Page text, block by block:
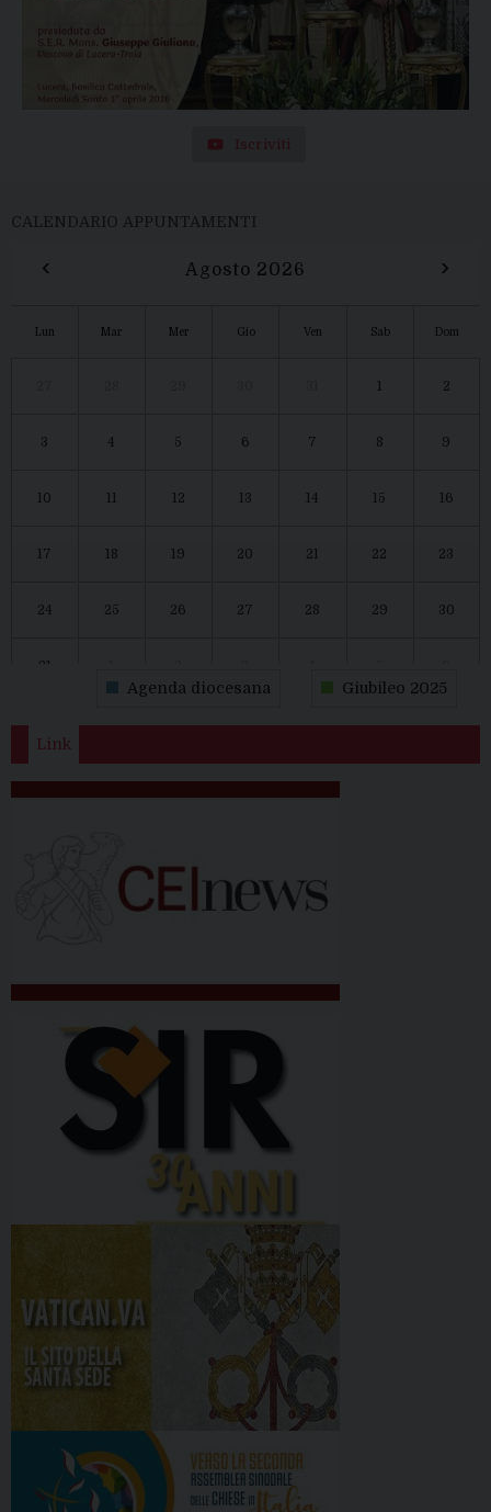
Iscriviti
CALENDARIO APPUNTAMENTI
‹ Agosto 2026 ›
Lun Mar Mer Gio Ven Sab Dom
1 2
3 4 5 6 7 8 9
10 11 12 13 14 15 16
17 18 19 20 21 22 23
24 25 26 27 28 29 30
31
Agenda diocesana Giubileo 2025
Link